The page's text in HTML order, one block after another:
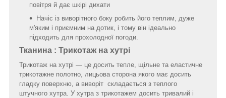
повітря й дає шкірі дихати
Начіс із виворітного боку робить його теплим, дуже
м'яким і приємним на дотик, і тому він ідеально
підходить для прохолодної погоди.
Тканина : Трикотаж на хутрі
Трикотаж на хутрі — це досить тепле, щільне та еластичне
трикотажне полотно, лицьова сторона якого має досить
гладку поверхню, а виворіт складається з теплого
штучного хутра. У хутра з трикотажем досить тривалий і